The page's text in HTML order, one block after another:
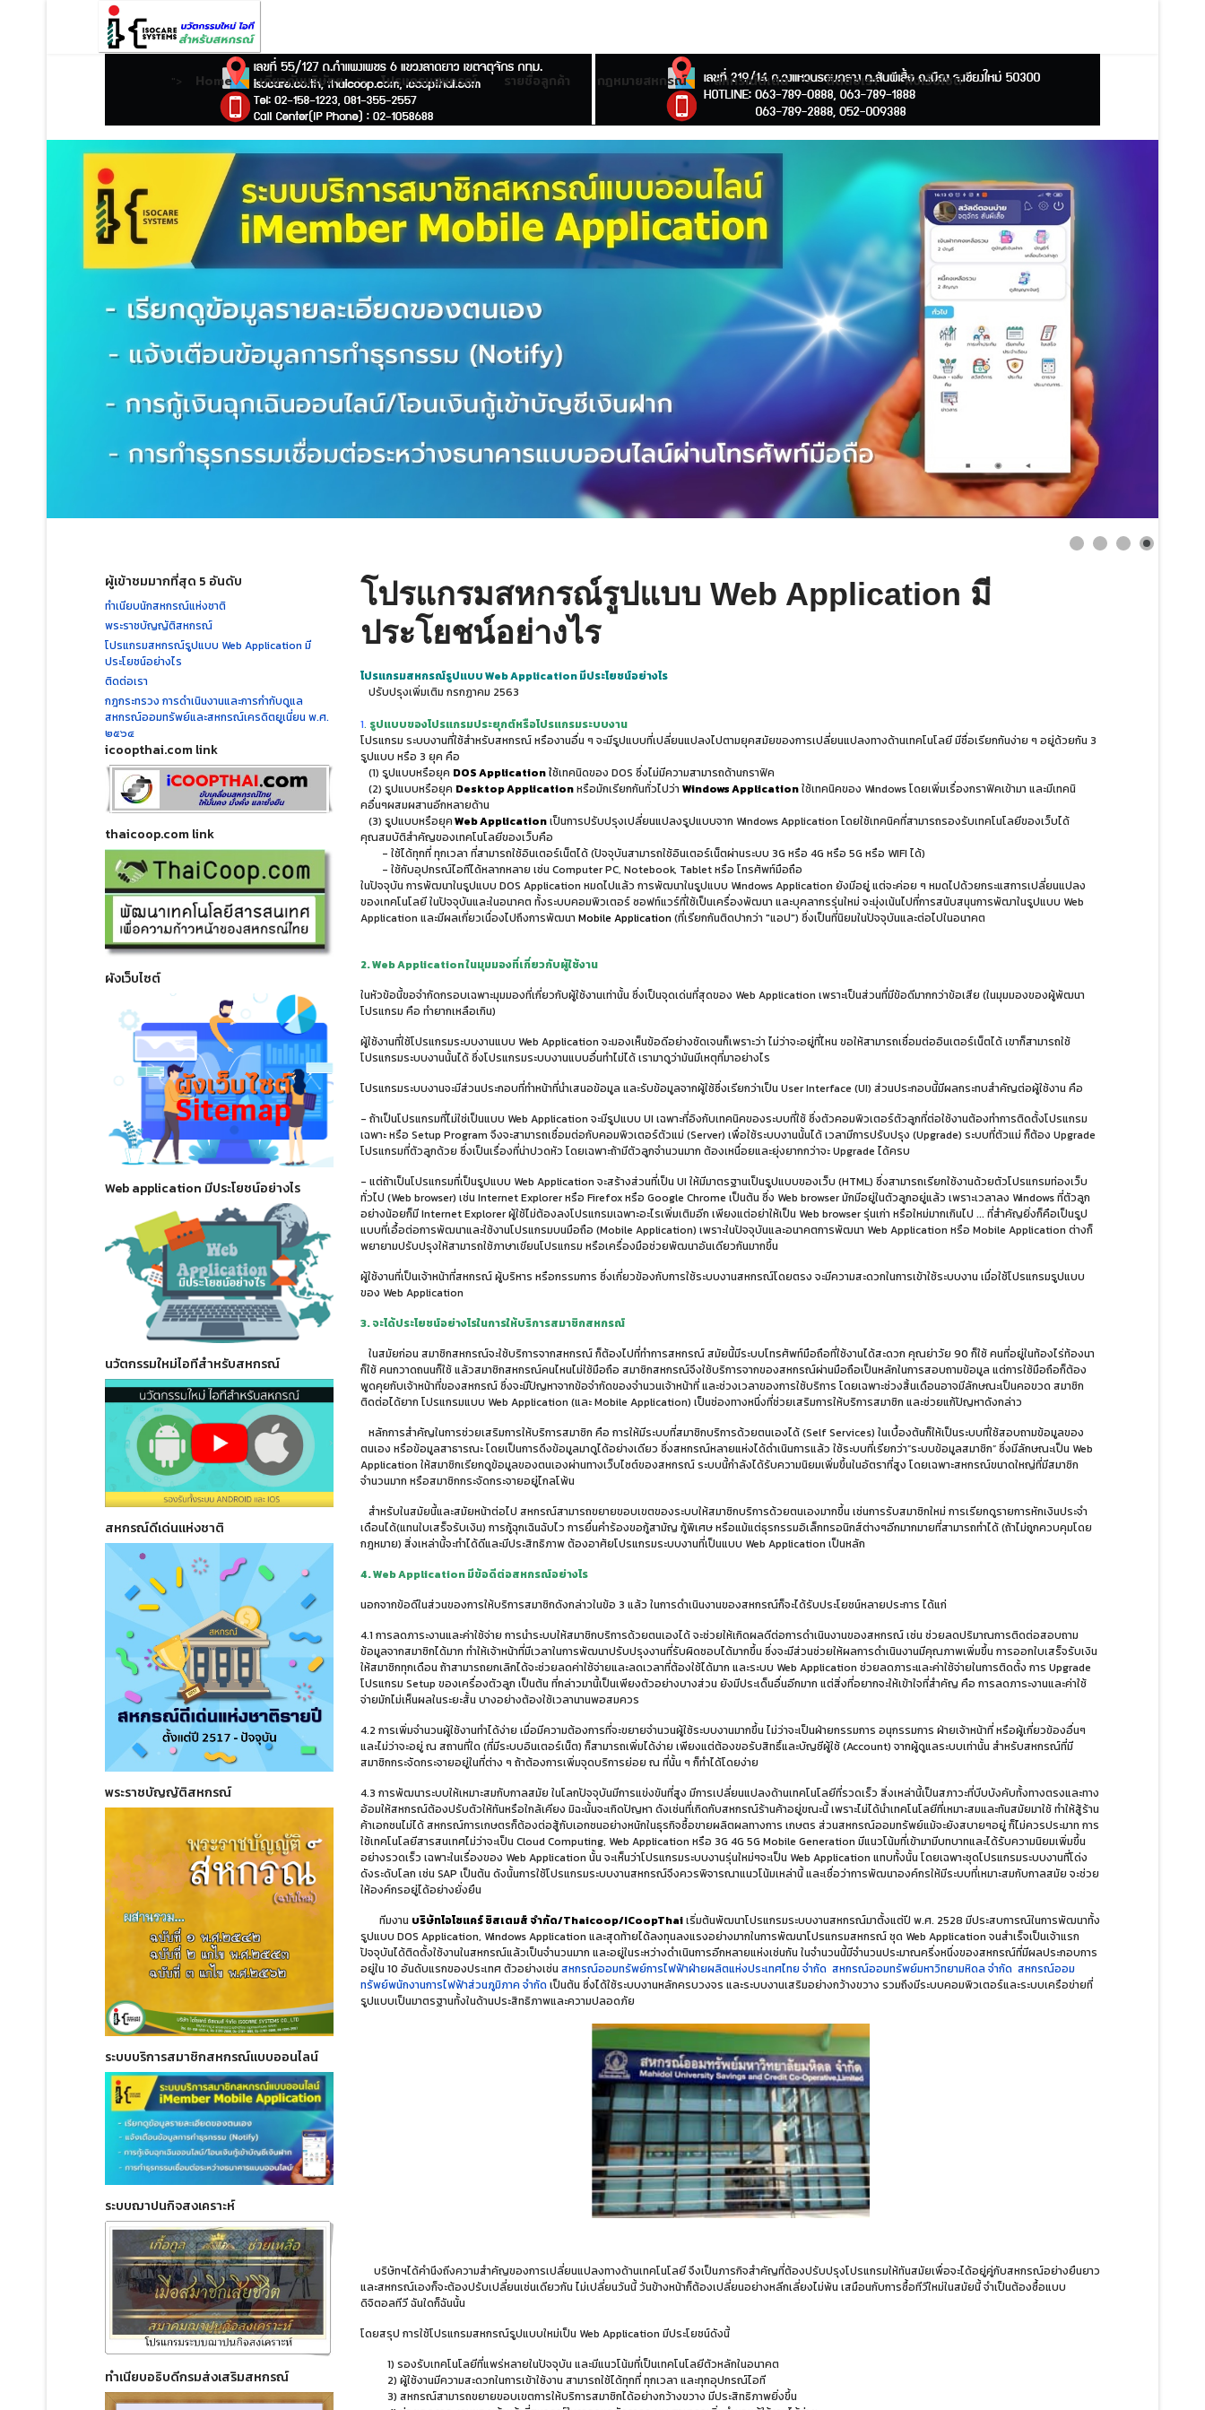
"> Home เกี่ยวกับบริษัทฯ "> โปรแกรมสหกรณ์ รายชื่อลูกค้า กฎหมายสหกรณ์ สหกรณ์ดีเด่น "> ติดต่อเรา ผังเว็บไซต์
ผู้เข้าชมมากที่สุด 5 อันดับ
ทำเนียบนักสหกรณ์แห่งชาติ
พระราชบัญญัติสหกรณ์
โปรแกรมสหกรณ์รูปแบบ Web Application มี
ประโยชน์อย่างไร
ติดต่อเรา
กฎกระทรวง การดำเนินงานและการกำกับดูแล
สหกรณ์ออมทรัพย์และสหกรณ์เครดิตยูเนี่ยน พ.ศ.
๒๕๖๔
icoopthai.com link
thaicoop.com link
ผังเว็บไซต์
Web application มีประโยชน์อย่างไร
นวัตกรรมใหม่ไอทีสำหรับสหกรณ์
สหกรณ์ดีเด่นแห่งชาติ
พระราชบัญญัติสหกรณ์
ระบบบริการสมาชิกสหกรณ์แบบออนไลน์
ระบบฌาปนกิจสงเคราะห์
ทำเนียบอธิบดีกรมส่งเสริมสหกรณ์
โปรแกรมสหกรณ์รูปแบบ Web Application มี
ประโยชน์อย่างไร
โปรแกรมสหกรณ์รูปแบบ Web Application มีประโยชน์อย่างไร
ปรับปรุงเพิ่มเติม กรกฏาคม 2563
1. รูปแบบของโปรแกรมประยุกต์หรือโปรแกรมระบบงาน
โปรแกรม ระบบงานที่ใช้สำหรับสหกรณ์ หรืองานอื่น ๆ จะมีรูปแบบที่เปลี่ยนแปลงไปตามยุคสมัยของการเปลี่ยนแปลงทางด้านเทคโนโลยี มีชื่อเรียกกันง่าย ๆ อยู่ด้วยกัน 3
รูปแบบ หรือ 3 ยุค คือ
(1) รูปแบบหรือยุค DOS Applicationใช้เทคนิดของ DOS ซึ่งไม่มีความสามารถด้านกราฟิค
(2) รูปแบบหรือยุค Desktop Applicationหรือมักเรียกกันทั่วไปว่า Windows Applicationใช้เทคนิคของ Windows โดยเพิ่มเรื่องกราฟิคเข้ามา และมีเทคนิ
คอื่นๆผสมผสานอีกหลายด้าน
(3) รูปแบบหรือยุคWeb Applicationเป็นการปรับปรุงเปลี่ยนแปลงรูปแบบจาก Windows Application โดยใช้เทคนิคที่สามารถรองรับเทคโนโลยีของเว็บได้
คุณสมบัติสำคัญของเทคโนโลยีของเว็บคือ
- ใช้ได้ทุกที่ ทุกเวลา ที่สามารถใช้อินเตอร์เน็ตได้ (ปัจจุบันสามารถใช้อินเตอร์เน็ตผ่านระบบ 3G หรือ 4G หรือ 5G หรือ WIFI ได้)
- ใช้กับอุปกรณ์ไอทีได้หลากหลาย เช่น Computer PC, Notebook, Tablet หรือ โทรศัพท์มือถือ
ในปัจจุบัน การพัฒนาในรูปแบบ DOS Application หมดไปแล้ว การพัฒนาในรูปแบบ Windows Application ยังมีอยู่ แต่จะค่อย ๆ หมดไปด้วยกระแสการเปลี่ยนแปลง
ของเทคโนโลยี ในปัจจุบันและในอนาคต ทั้งระบบคอมพิวเตอร์ ซอฟท์แวร์ที่ใช้เป็นเครื่องพัฒนา และบุคลากรรุ่นใหม่ จะมุ่งเน้นไปที่การสนับสนุนการพัฒาในรูปแบบ Web
Application และมีผลเกี่ยวเนื่องไปถึงการพัฒนา Mobile Application (ที่เรียกกันติดปากว่า "แอป") ซึ่งเป็นที่นิยมในปัจจุบันและต่อไปในอนาคต
2. Web Application ในมุมมองที่เกี่ยวกับผู้ใช้งาน
ในหัวข้อนี้ขอจำกัดกรอบเฉพาะมุมมองที่เกี่ยวกับผู้ใช้งานเท่านั้น ซึ่งเป็นจุดเด่นที่สุดของ Web Application เพราะเป็นส่วนที่มีข้อดีมากกว่าข้อเสีย (ในมุมมองของผู้พัฒนา
โปรแกรม คือ ทำยากเหลือเกิน)
ผู้ใช้งานที่ใช้โปรแกรมระบบงานแบบ Web Application จะมองเห็นข้อดีอย่างชัดเจนก็เพราะว่า ไม่ว่าจะอยู่ที่ไหน ขอให้สามารถเชื่อมต่ออินเตอร์เน็ตได้ เขาก็สามารถใช้
โปรแกรมระบบงานนั้นได้ ซึ่งโปรแกรมระบบงานแบบอื่นทำไม่ได้ เรามาดูว่ามันมีเหตุที่มาอย่างไร
โปรแกรมระบบงานจะมีส่วนประกอบที่ทำหน้าที่นำเสนอข้อมูล และรับข้อมูลจากผู้ใช้ซึ่งเรียกว่าเป็น User Interface (UI) ส่วนประกอบนี้มีผลกระทบสำคัญต่อผู้ใช้งาน คือ
- ถ้าเป็นโปรแกรมที่ไม่ใช่เป็นแบบ Web Application จะมีรูปแบบ UI เฉพาะที่อิงกับเทคนิคของระบบที่ใช้ ซึ่งตัวคอมพิวเตอร์ตัวลูกที่ต่อใช้งานต้องทำการติดตั้งโปรแกรม
เฉพาะ หรือ Setup Program จึงจะสามารถเชื่อมต่อกับคอมพิวเตอร์ตัวแม่ (Server) เพื่อใช้ระบบงานนั้นได้ เวลามีการปรับปรุง (Upgrade) ระบบที่ตัวแม่ ก็ต้อง Upgrade
โปรแกรมที่ตัวลูกด้วย ซึ่งเป็นเรื่องที่น่าปวดหัว โดยเฉพาะถ้ามีตัวลูกจำนวนมาก ต้องเหนื่อยและยุ่งยากกว่าจะ Upgrade ได้ครบ
- แต่ถ้าเป็นโปรแกรมที่เป็นรูปแบบ Web Application จะสร้างส่วนที่เป็น UI ให้มีมาตรฐานเป็นรูปแบบของเว็บ (HTML) ซึ่งสามารถเรียกใช้งานด้วยตัวโปรแกรมท่องเว็บ
ทั่วไป (Web browser) เช่น Internet Explorer หรือ Firefox หรือ Google Chrome เป็นต้น ซึ่ง Web browser มักมีอยู่ในตัวลูกอยู่แล้ว เพราะเวลาลง Windows ที่ตัวลูก
อย่างน้อยก็มี Internet Explorer ผู้ใช้ไม่ต้องลงโปรแกรมเฉพาะอะไรเพิ่มเติมอีก เพียงแต่อย่าให้เป็น Web browser รุ่นเก่า หรือใหม่มากเกินไป ... ที่สำคัญยิ่งก็คือเป็นรูป
แบบที่เอื้อต่อการพัฒนาและใช้งานโปรแกรมบนมือถือ (Mobile Application) เพราะในปัจจุบันและอนาคตการพัฒนา Web Application หรือ Mobile Application ต่างก็
พยายามปรับปรุงให้สามารถใช้ภาษาเขียนโปรแกรม หรือเครื่องมือช่วยพัฒนาอันเดียวกันมากขึ้น
ผู้ใช้งานที่เป็นเจ้าหน้าที่สหกรณ์ ผู้บริหาร หรือกรรมการ ซึ่งเกี่ยวข้องกับการใช้ระบบงานสหกรณ์โดยตรง จะมีความสะดวกในการเข้าใช้ระบบงาน เมื่อใช้โปรแกรมรูปแบบ
ของ Web Application
3. จะได้ประโยชน์อย่างไรในการให้บริการสมาชิกสหกรณ์
ในสมัยก่อน สมาชิกสหกรณ์จะใช้บริการจากสหกรณ์ ก็ต้องไปที่ทำการสหกรณ์ สมัยนี้มีระบบโทรศัพท์มือถือที่ใช้งานได้สะดวก คุณย่าวัย 90 ก็ใช้ คนที่อยู่ในท้องไร่ท้องนา
ก็ใช้ คนกวาดถนนก็ใช้ แล้วสมาชิกสหกรณ์คนไหนไม่ใช้มือถือ สมาชิกสหกรณ์จึงใช้บริการจากของสหกรณ์ผ่านมือถือเป็นหลักในการสอบถามข้อมูล แต่การใช้มือถือก็ต้อง
พูดคุยกับเจ้าหน้าที่ของสหกรณ์ ซึ่งจะมีปัญหาจากข้อจำกัดของจำนวนเจ้าหน้าที่ และช่วงเวลาของการใช้บริการ โดยเฉพาะช่วงสิ้นเดือนอาจมีลักษณะเป็นคอขวด สมาชิก
ติดต่อได้ยาก โปรแกรมแบบ Web Application (และ Mobile Application) เป็นช่องทางหนึ่งที่ช่วยเสริมการให้บริการสมาชิก และช่วยแก้ปัญหาดังกล่าว
หลักการสำคัญในการช่วยเสริมการให้บริการสมาชิก คือ การให้มีระบบที่สมาชิกบริการด้วยตนเองได้ (Self Services) ในเบื้องต้นก็ให้เป็นระบบที่ใช้สอบถามข้อมูลของ
ตนเอง หรือข้อมูลสาธารณะ โดยเป็นการดึงข้อมูลมาดูได้อย่างเดียว ซึ่งสหกรณ์หลายแห่งได้ดำเนินการแล้ว ใช้ระบบที่เรียกว่า”ระบบข้อมูลสมาชิก” ซึ่งมีลักษณะเป็น Web
Application ให้สมาชิกเรียกดูข้อมูลของตนเองผ่านทางเว็บไซต์ของสหกรณ์ ระบบนี้กำลังได้รับความนิยมเพิ่มขึ้นในอัตราที่สูง โดยเฉพาะสหกรณ์ขนาดใหญ่ที่มีสมาชิก
จำนวนมาก หรือสมาชิกกระจัดกระจายอยู่ไกลโพ้น
สำหรับในสมัยนี้และสมัยหน้าต่อไป สหกรณ์สามารถขยายขอบเขตของระบบให้สมาชิกบริการด้วยตนเองมากขึ้น เช่นการรับสมาชิกใหม่ การเรียกดูรายการหักเงินประจำ
เดือนได้(แทนใบเสร็จรับเงิน) การกู้ฉุกเฉินฉับไว การยื่นคำร้องขอกู้สามัญ กู้พิเศษ หรือแม้แต่ธุรกรรมอิเล็กทรอนิกส์ต่างๆอีกมากมายที่สามารถทำได้ (ถ้าไม่ถูกควบคุมโดย
กฎหมาย) สิ่งเหล่านี้จะทำได้ดีและมีประสิทธิภาพ ต้องอาศัยโปรแกรมระบบงานที่เป็นแบบ Web Application เป็นหลัก
4. Web Application มีข้อดีต่อสหกรณ์อย่างไร
นอกจากข้อดีในส่วนของการให้บริการสมาชิกดังกล่าวในข้อ 3 แล้ว ในการดำเนินงานของสหกรณ์ก็จะได้รับประโยชน์หลายประการ ได้แก่
4.1 การลดภาระงานและค่าใช้จ่าย การนำระบบให้สมาชิกบริการด้วยตนเองได้ จะช่วยให้เกิดผลดีต่อการดำเนินงานของสหกรณ์ เช่น ช่วยลดปริมาณการติดต่อสอบถาม
ข้อมูลจากสมาชิกได้มาก ทำให้เจ้าหน้าที่มีเวลาในการพัฒนาปรับปรุงงานที่รับผิดชอบได้มากขึ้น ซึ่งจะมีส่วนช่วยให้ผลการดำเนินงานมีคุณภาพเพิ่มขึ้น การออกใบเสร็จรับเงิน
ให้สมาชิกทุกเดือน ถ้าสามารถยกเลิกได้จะช่วยลดค่าใช้จ่ายและลดเวลาที่ต้องใช้ได้มาก และระบบ Web Application ช่วยลดภาระและค่าใช้จ่ายในการติดตั้ง การ Upgrade
โปรแกรม Setup ของเครื่องตัวลูก เป็นต้น ที่กล่าวมานี้เป็นเพียงตัวอย่างบางส่วน ยังมีประเด็นอื่นอีกมาก แต่สิ่งที่อยากจะให้เข้าใจที่สำคัญ คือ การลดภาระงานและค่าใช้
จ่ายมักไม่เห็นผลในระยะสั้น บางอย่างต้องใช้เวลานานพอสมควร
4.2 การเพิ่มจำนวนผู้ใช้งานทำได้ง่าย เมื่อมีความต้องการที่จะขยายจำนวนผู้ใช้ระบบงานมากขึ้น ไม่ว่าจะเป็นฝ่ายกรรมการ อนุกรรมการ ฝ่ายเจ้าหน้าที่ หรือผู้เกี่ยวข้องอื่นๆ
และไม่ว่าจะอยู่ ณ สถานที่ใด (ที่มีระบบอินเตอร์เน็ต) ก็สามารถเพิ่มได้ง่าย เพียงแต่ต้องขอรับสิทธิ์และบัญชีผู้ใช้ (Account) จากผู้ดูแลระบบเท่านั้น สำหรับสหกรณ์ที่มี
สมาชิกกระจัดกระจายอยู่ในที่ต่าง ๆ ถ้าต้องการเพิ่มจุดบริการย่อย ณ ที่นั้น ๆ ก็ทำได้โดยง่าย
4.3 การพัฒนาระบบให้เหมาะสมกับกาลสมัย ในโลกปัจจุบันมีการแข่งขันที่สูง มีการเปลี่ยนแปลงด้านเทคโนโลยีที่รวดเร็ว สิ่งเหล่านี้เป็นสภาวะที่บีบบังคับทั้งทางตรงและทาง
อ้อมให้สหกรณ์ต้องปรับตัวให้ทันหรือใกล้เคียง มิฉะนั้นจะเกิดปัญหา ดังเช่นที่เกิดกับสหกรณ์ร้านค้าอยู่ขณะนี้ เพราะไม่ได้นำเทคโนโลยีที่เหมาะสมและทันสมัยมาใช้ ทำให้สู้ร้าน
ค้าเอกชนไม่ได้ สหกรณ์การเกษตรก็ต้องต่อสู้กับเอกชนอย่างหนักในธุรกิจซื้อขายผลิตผลทางการ เกษตร ส่วนสหกรณ์ออมทรัพย์แม้จะยังสบายๆอยู่ ก็ไม่ควรประมาท การ
ใช้เทคโนโลยีสารสนเทศไม่ว่าจะเป็น Cloud Computing, Web Application หรือ 3G 4G 5G Mobile Generation มีแนวโน้มที่เข้ามามีบทบาทและได้รับความนิยมเพิ่มขึ้น
อย่างรวดเร็ว เฉพาะในเรื่องของ Web Application นั้น จะเห็นว่าโปรแกรมระบบงานรุ่นใหม่ๆจะเป็น Web Application แทบทั้งนั้น โดยเฉพาะชุดโปรแกรมระบบงานที่โด่ง
ดังระดับโลก เช่น SAP เป็นต้น ดังนั้นการใช้โปรแกรมระบบงานสหกรณ์จึงควรพิจารณาแนวโน้มเหล่านี้ และเชื่อว่าการพัฒนาองค์กรให้มีระบบที่เหมาะสมกับกาลสมัย จะช่วย
ให้องค์กรอยู่ได้อย่างยั่งยืน
ทีมงาน บริษัทไอโซแคร์ ซิสเตมส์ จำกัด/Thaicoop/ICoopThaiเริ่มต้นพัฒนาโปรแกรมระบบงานสหกรณ์มาตั้งแต่ปี พ.ศ. 2528 มีประสบการณ์ในการพัฒนาทั้ง
รูปแบบ DOS Application, Windows Application และสุดท้ายได้ลงทุนลงแรงอย่างมากในการพัฒนาโปรแกรมสหกรณ์ ชุด Web Application จนสำเร็จเป็นเจ้าแรก
ปัจจุบันได้ติดตั้งใช้งานในสหกรณ์แล้วเป็นจำนวนมาก และอยู่ในระหว่างดำเนินการอีกหลายแห่งเช่นกัน ในจำนวนนี้มีจำนวนประมาณครึ่งหนึ่งของสหกรณ์ที่มีผลประกอบการ
อยู่ใน 10 อันดับแรกของประเทศ ตัวอย่างเช่น สหกรณ์ออมทรัพย์การไฟฟ้าฝ่ายผลิตแห่งประเทศไทย จำกัด สหกรณ์ออมทรัพย์มหาวิทยามหิดล จำกัด สหกรณ์ออม
ทรัพย์พนักงานการไฟฟ้าส่วนภูมิภาค จำกัด เป็นต้น ซึ่งได้ใช้ระบบงานหลักครบวงจร และระบบงานเสริมอย่างกว้างขวาง รวมถึงมีระบบคอมพิวเตอร์และระบบเครือข่ายที่
รูปแบบเป็นมาตรฐานทั้งในด้านประสิทธิภาพและความปลอดภัย
บริษัทฯได้คำนึงถีงความสำคัญของการเปลี่ยนแปลงทางด้านเทคโนโลยี จึงเป็นภารกิจสำคัญที่ต้องปรับปรุงโปรแกรมให้ทันสมัยเพื่อจะได้อยู่คู่กับสหกรณ์อย่างยืนยาว
และสหกรณ์เองก็จะต้องปรับเปลี่ยนเช่นเดียวกัน ไม่เปลี่ยนวันนี้ วันข้างหน้าก็ต้องเปลี่ยนอย่างหลีกเลี่ยงไม่พ้น เสมือนกับการซื้อทีวีใหม่ในสมัยนี้ จำเป็นต้องซื้อแบบ
ดิจิตอลทีวี ฉันใดก็ฉันนั้น
โดยสรุป การใช้โปรแกรมสหกรณ์รูปแบบใหม่เป็น Web Application มีประโยชน์ดังนี้
1) รองรับเทคโนโลยีที่แพร่หลายในปัจจุบัน และมีแนวโน้มที่เป็นเทคโนโลยีตัวหลักในอนาคต
2) ผู้ใช้งานมีความสะดวกในการเข้าใช้งาน สามารถใช้ได้ทุกที่ ทุกเวลา และทุกอุปกรณ์ไอที
3) สหกรณ์สามารถขยายขอบเขตการให้บริการสมาชิกได้อย่างกว้างขวาง มีประสิทธิภาพยิ่งขึ้น